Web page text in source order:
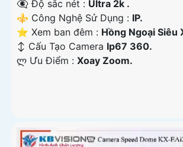
👁️‍🗨 Độ sắc nét : Ultra 2k .
⚜️ Công Nghệ Sử Dụng : IP.
⭐ Xem ban đêm : Hồng Ngoại Siêu
↕️ Cấu Tạo Camera Ip67 360.
️ლ Ưu Điểm : Xoay Zoom.